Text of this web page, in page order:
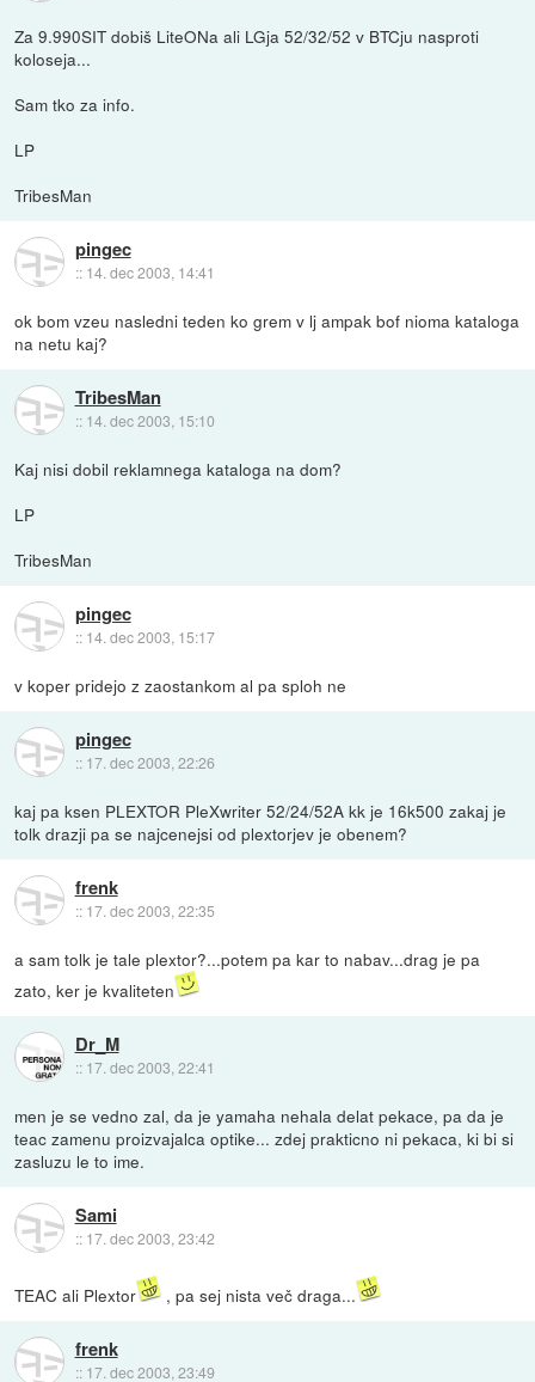
Za 9.990SIT dobiš LiteONa ali LGja 52/32/52 v BTCju nasproti
koloseja...
Sam tko za info.
LP
TribesMan
pingec
:: 14. dec 2003, 14:41
ok bom vzeu nasledni teden ko grem v lj ampak bof nioma kataloga
na netu kaj?
TribesMan
:: 14. dec 2003, 15:10
Kaj nisi dobil reklamnega kataloga na dom?
LP
TribesMan
pingec
:: 14. dec 2003, 15:17
v koper pridejo z zaostankom al pa sploh ne
pingec
:: 17. dec 2003, 22:26
kaj pa ksen PLEXTOR PleXwriter 52/24/52A kk je 16k500 zakaj je
tolk drazji pa se najcenejsi od plextorjev je obenem?
frenk
:: 17. dec 2003, 22:35
a sam tolk je tale plextor?...potem pa kar to nabav...drag je pa
zato, ker je kvaliteten
Dr_M
:: 17. dec 2003, 22:41
men je se vedno zal, da je yamaha nehala delat pekace, pa da je
teac zamenu proizvajalca optike... zdej prakticno ni pekaca, ki bi si
zasluzu le to ime.
Sami
:: 17. dec 2003, 23:42
TEAC ali Plextor , pa sej nista več draga...
frenk
:: 17. dec 2003, 23:49